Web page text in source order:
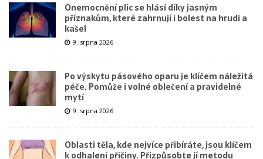
Onemocnění plic se hlásí díky jasným
příznakům, které zahrnují i bolest na hrudi a
kašel
9. srpna 2026
Po výskytu pásového oparu je klíčem náležitá
péče. Pomůže i volné oblečení a pravidelné
mytí
9. srpna 2026
Oblasti těla, kde nejvíce přibíráte, jsou klíčem
k odhalení příčiny. Přizpůsobte jí metodu